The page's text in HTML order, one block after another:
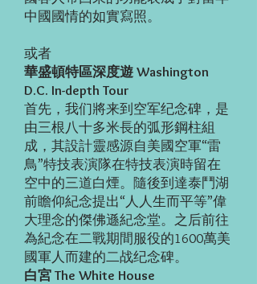
中國國情的如實寫照。
或者
華盛頓特區深度遊 Washington
D.C. In-depth Tour
首先，我们將来到空军纪念碑，是
由三根八十多米長的弧形鋼柱組
成，其設計靈感源自美國空軍“雷
鳥”特技表演隊在特技表演時留在
空中的三道白煙。隨後到達泰鬥湖
前瞻仰紀念提出“人人生而平等”偉
大理念的傑佛遜紀念堂。之后前往
為紀念在二戰期間服役的1600萬美
國軍人而建的二战纪念碑。
白宮 The White House